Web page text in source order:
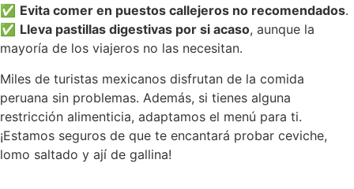
✅ Evita comer en puestos callejeros no recomendados.
✅ Lleva pastillas digestivas por si acaso, aunque la
mayoría de los viajeros no las necesitan.
Miles de turistas mexicanos disfrutan de la comida
peruana sin problemas. Además, si tienes alguna
restricción alimenticia, adaptamos el menú para ti.
¡Estamos seguros de que te encantará probar ceviche,
lomo saltado y ají de gallina!